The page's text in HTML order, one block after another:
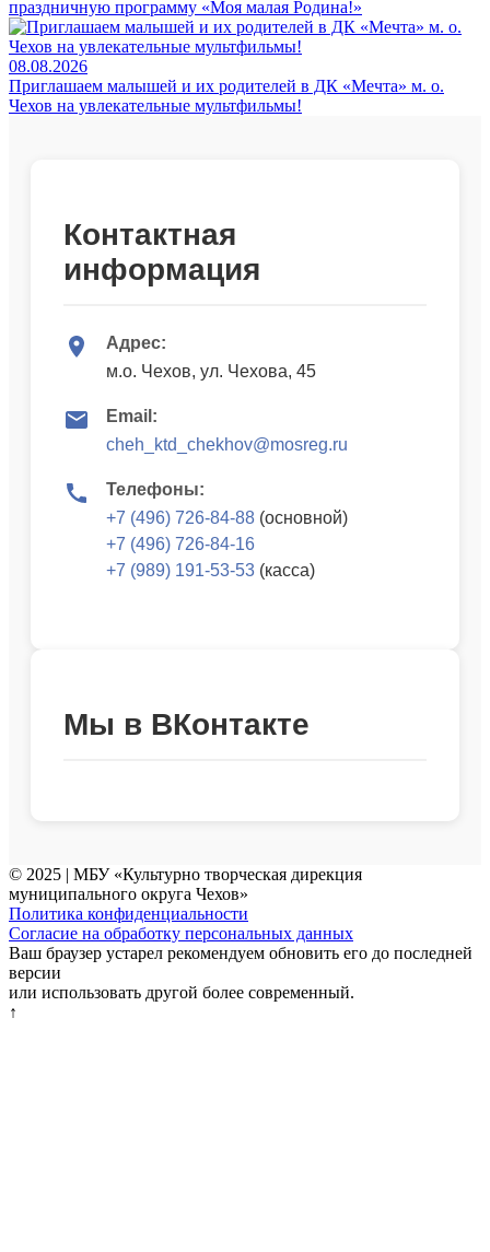
праздничную программу «Моя малая Родина!»
08.08.2026
Приглашаем малышей и их родителей в ДК «Мечта» м. о.
Чехов на увлекательные мультфильмы!
Контактная
информация
Адрес:
м.о. Чехов, ул. Чехова, 45
Email:
cheh_ktd_chekhov@mosreg.ru
Телефоны:
+7 (496) 726-84-88 (основной)
+7 (496) 726-84-16
+7 (989) 191-53-53 (касса)
Мы в ВКонтакте
© 2025 | МБУ «Культурно творческая дирекция
муниципального округа Чехов»
Политика конфиденциальности
Согласие на обработку персональных данных
Ваш браузер устарел рекомендуем обновить его до последней
версии
или использовать другой более современный.
↑